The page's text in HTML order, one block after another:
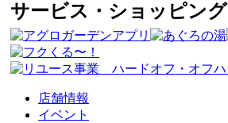
サービス・ショッピング
店舗情報
イベント